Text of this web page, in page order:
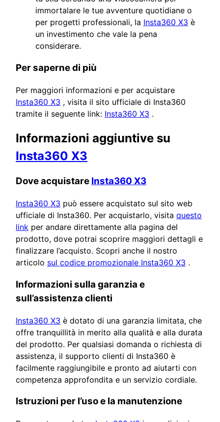
immortalare le tue avventure quotidiane o
per progetti professionali, la Insta360 X3 è
un investimento che vale la pena
considerare.
Per saperne di più
Per maggiori informazioni e per acquistare
Insta360 X3 , visita il sito ufficiale di Insta360
tramite il seguente link: Insta360 X3 .
Informazioni aggiuntive su
Insta360 X3
Dove acquistare Insta360 X3
Insta360 X3 può essere acquistato sul sito web
ufficiale di Insta360. Per acquistarlo, visita questo
link per andare direttamente alla pagina del
prodotto, dove potrai scoprire maggiori dettagli e
finalizzare l’acquisto. Scopri anche il nostro
articolo sul codice promozionale Insta360 X3 .
Informazioni sulla garanzia e
sull’assistenza clienti
Insta360 X3 è dotato di una garanzia limitata, che
offre tranquillità in merito alla qualità e alla durata
del prodotto. Per qualsiasi domanda o richiesta di
assistenza, il supporto clienti di Insta360 è
facilmente raggiungibile e pronto ad aiutarti con
competenza approfondita e un servizio cordiale.
Istruzioni per l’uso e la manutenzione